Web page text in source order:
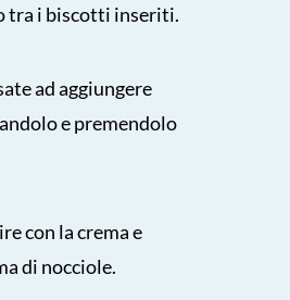
tra i biscotti inseriti.
ad aggiungere
e premendolo
con la crema e
di nocciole.